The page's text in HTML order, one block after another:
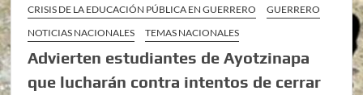
CRISIS DE LA EDUCACIÓN PÚBLICA EN GUERRERO
GUERRERO
NOTICIAS NACIONALES
TEMAS NACIONALES
Advierten estudiantes de Ayotzinapa
que lucharán contra intentos de cerrar